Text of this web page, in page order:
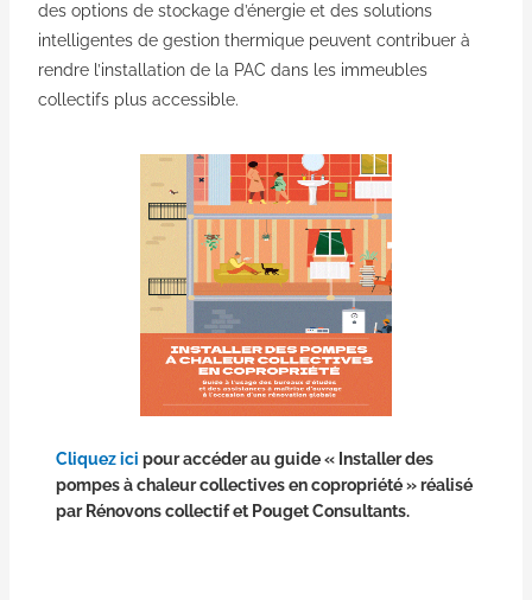
des options de stockage d’énergie et des solutions
intelligentes de gestion thermique peuvent contribuer à
rendre l’installation de la PAC dans les immeubles
collectifs plus accessible.
Cliquez ici pour accéder au guide « Installer des
pompes à chaleur collectives en copropriété » réalisé
par Rénovons collectif et Pouget Consultants.